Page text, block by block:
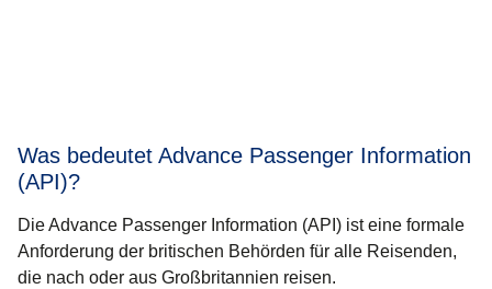
Was bedeutet Advance Passenger Information
(API)?
Die Advance Passenger Information (API) ist eine formale
Anforderung der britischen Behörden für alle Reisenden,
die nach oder aus Großbritannien reisen.